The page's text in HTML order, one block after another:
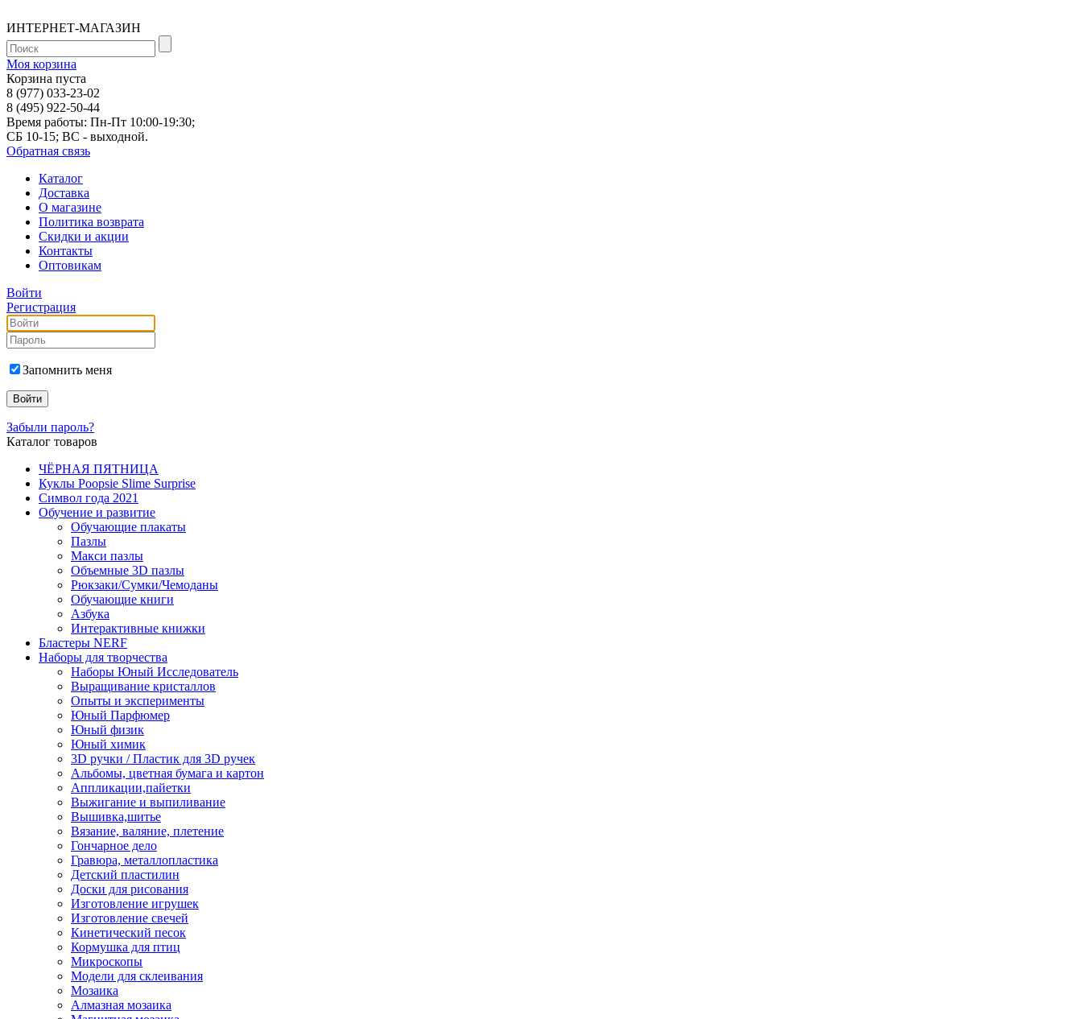
ИНТЕРНЕТ-МАГАЗИН
Моя корзина
Корзина пуста
8 (977) 033-23-02
8 (495) 922-50-44
Время работы: Пн-Пт 10:00-19:30;
СБ 10-15; ВС - выходной.
Обратная связь
Каталог
Доставка
О магазине
Политика возврата
Скидки и акции
Контакты
Оптовикам
Войти
Регистрация
Запомнить меня
Забыли пароль?
Каталог товаров
ЧЁРНАЯ ПЯТНИЦА
Куклы Poopsie Slime Surprise
Символ года 2021
Обучение и развитие
Обучающие плакаты
Пазлы
Макси пазлы
Объемные 3D пазлы
Рюкзаки/Сумки/Чемоданы
Обучающие книги
Азбука
Интерактивные книжки
Бластеры NERF
Наборы для творчества
Наборы Юный Исследователь
Выращивание кристаллов
Опыты и эксперименты
Юный Парфюмер
Юный физик
Юный химик
3D ручки / Пластик для 3D ручек
Альбомы, цветная бумага и картон
Аппликации,пайетки
Выжигание и выпиливание
Вышивка,шитье
Вязание, валяние, плетение
Гончарное дело
Гравюра, металлопластика
Детский пластилин
Доски для рисования
Изготовление игрушек
Изготовление свечей
Кинетический песок
Кормушка для птиц
Микроскопы
Модели для склеивания
Мозаика
Алмазная мозаика